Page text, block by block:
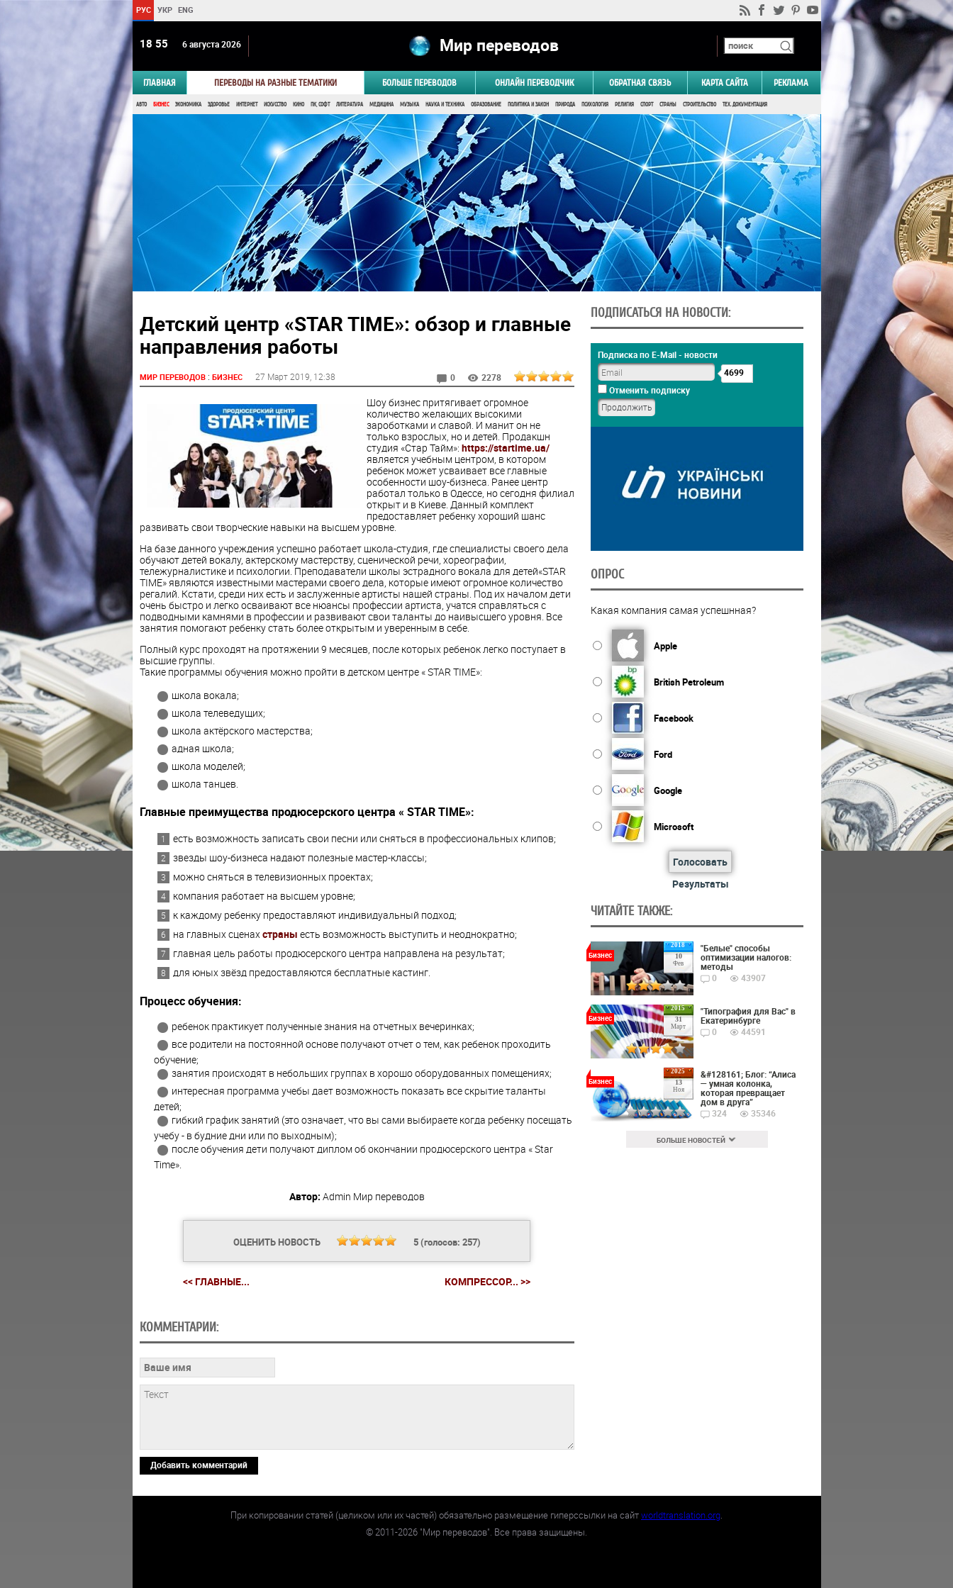
РУС УКР ENG
18:55 6 августа 2026 Мир переводов
ГЛАВНАЯ ПЕРЕВОДЫ НА РАЗНЫЕ ТЕМАТИКИ БОЛЬШЕ ПЕРЕВОДОВ ОНЛАЙН ПЕРЕВОДЧИК ОБРАТНАЯ СВЯЗЬ КАРТА САЙТА РЕКЛАМА
АВТО БИЗНЕС ЭКОНОМИКА ЗДОРОВЬЕ ИНТЕРНЕТ ИСКУССТВО КИНО ПК, СОФТ ЛИТЕРАТУРА МЕДИЦИНА МУЗЫКА НАУКА И ТЕХНИКА ОБРАЗОВАНИЕ ПОЛИТИКА И ЗАКОН ПРИРОДА ПСИХОЛОГИЯ РЕЛИГИЯ СПОРТ СТРАНЫ СТРОИТЕЛЬСТВО ТЕХ. ДОКУМЕНТАЦИЯ
Детский центр «STAR TIME»: обзор и главные
направления работы
МИР ПЕРЕВОДОВ: БИЗНЕС 27 Март 2019 , 12:38 0 2278
Шоу бизнес притягивает огромное
количество желающих высокими
зароботками и славой. И манит он не
только взрослых, но и детей. Продакшн
студия «Стар Тайм»: https://startime.ua/
является учебным центром, в котором
ребенок может усваивает все главные
особенности шоу-бизнеса. Ранее центр
работал только в Одессе, но сегодня филиал
открыт и в Киеве. Данный комплект
предоставляет ребенку хороший шанс
развивать свои творческие навыки на высшем уровне.
На базе данного учреждения успешно работает школа-студия, где специалисты своего дела
обучают детей вокалу, актерскому мастерству, сценической речи, хореографии,
тележурналистике и психологии. Преподаватели школы эстрадного вокала для детей«STAR
TIME» являются известными мастерами своего дела, которые имеют огромное количество
регалий. Кстати, среди них есть и заслуженные артисты нашей страны. Под их началом дети
очень быстро и легко осваивают все нюансы профессии артиста, учатся справляться с
подводными камнями в профессии и развивают свои таланты до наивысшего уровня. Все
занятия помогают ребенку стать более открытым и уверенным в себе.
Полный курс проходят на протяжении 9 месяцев, после которых ребенок легко поступает в
высшие группы.
Такие программы обучения можно пройти в детском центре « STAR TIME»:
школа вокала;
школа телеведущих;
школа актёрского мастерства;
адная школа;
школа моделей;
школа танцев.
Главные преимущества продюсерского центра « STAR TIME»:
есть возможность записать свои песни или сняться в профессиональных клипов;
звезды шоу-бизнеса надают полезные мастер-классы;
можно сняться в телевизионных проектах;
компания работает на высшем уровне;
к каждому ребенку предоставляют индивидуальный подход;
на главных сценахстраны есть возможность выступить и неоднократно;
главная цель работы продюсерского центра направлена на результат;
для юных звёзд предоставляются бесплатные кастинг.
Процесс обучения:
ребенок практикует полученные знания на отчетных вечеринках;
все родители на постоянной основе получают отчет о тем, как ребенок проходить
обучение;
занятия происходят в небольших группах в хорошо оборудованных помещениях;
интересная программа учебы дает возможность показать все скрытие таланты
детей;
гибкий график занятий (это означает, что вы сами выбираете когда ребенку посещать
учебу - в будние дни или по выходным);
после обучения дети получают диплом об окончании продюсерского центра « Star
Time».
Автор: Admin Мир переводов
ОЦЕНИТЬ НОВОСТЬ 5(голосов: 257)
<< ГЛАВНЫЕ... КОМПРЕССОР... >>
КОММЕНТАРИИ:
Добавить комментарий
ПОДПИСАТЬСЯ НА НОВОСТИ:
Подписка по E-Mail - новости
4699
Отменить подписку
ОПРОС
Какая компания самая успешнная?
Apple
British Petroleum
Facebook
Ford
Google
Microsoft
Голосовать
Результаты
ЧИТАЙТЕ ТАКЖЕ:
2018
10
Фев
Бизнес
"Белые" способы
оптимизации налогов:
методы
0
43907
2015
31
Март
Бизнес
"Типография для Вас" в
Екатеринбурге
0
44591
2025
13
Ноя
Бизнес
&#128161; Блог: “Алиса
— умная колонка,
которая превращает
дом в друга”
324
35346
БОЛЬШЕ НОВОСТЕЙ
При копировании статей (целиком или их частей) обязательно размещение гиперссылки на сайтworldtranslation.org.
©2011-2026 "Мир переводов". Все права защищены.